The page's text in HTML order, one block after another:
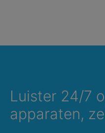
Luister 24/7
apparaten,